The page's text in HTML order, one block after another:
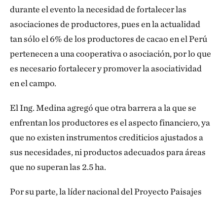
durante el evento la necesidad de fortalecer las
asociaciones de productores, pues en la actualidad
tan sólo el 6% de los productores de cacao en el Perú
pertenecen a una cooperativa o asociación, por lo que
es necesario fortalecer y promover la asociatividad
en el campo.
El Ing. Medina agregó que otra barrera a la que se
enfrentan los productores es el aspecto financiero, ya
que no existen instrumentos crediticios ajustados a
sus necesidades, ni productos adecuados para áreas
que no superan las 2.5 ha.
Por su parte, la líder nacional del Proyecto Paisajes